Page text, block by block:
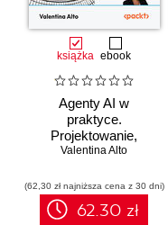
książka ebook
Agenty AI w
praktyce.
Projektowanie,
wdrażanie i
autonomicznych
systemów
Valentina Alto
(62,30 zł najniższa cena z 30 dni)
62.30 zł